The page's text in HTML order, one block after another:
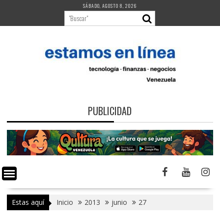
contenido
SÁBADO, AGOSTO 8, 2026
PUBLICIDAD
Estas aquí Inicio 2013 junio 27